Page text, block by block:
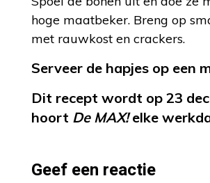
hoge maatbeker. Breng op
met rauwkost en crackers.
Serveer de hapjes op een
Dit recept wordt op 23
hoort De MAX!elke
Geef een reactie